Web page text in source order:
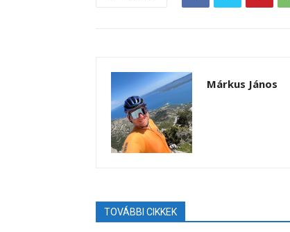
Márkus János
TOVÁBBI CIKKEK